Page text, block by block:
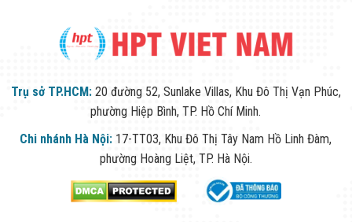
Trụ sở TP.HCM: 20 đường 52, Sunlake Villas, Khu Đô Thị Vạn Phúc,
phường Hiệp Bình, TP. Hồ Chí Minh.
Chi nhánh Hà Nội: 17-TT03, Khu Đô Thị Tây Nam Hồ Linh Đàm,
phường Hoàng Liệt, TP. Hà Nội.